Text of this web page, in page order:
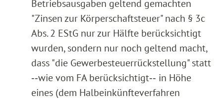
Betriebsausgaben geltend gemachten
"Zinsen zur Körperschaftsteuer" nach § 3c
Abs. 2 EStG nur zur Hälfte berücksichtigt
wurden, sondern nur noch geltend macht,
dass "die Gewerbesteuerrückstellung" statt
‑‑wie vom FA berücksichtigt‑‑ in Höhe
eines (dem Halbeinkünfteverfahren